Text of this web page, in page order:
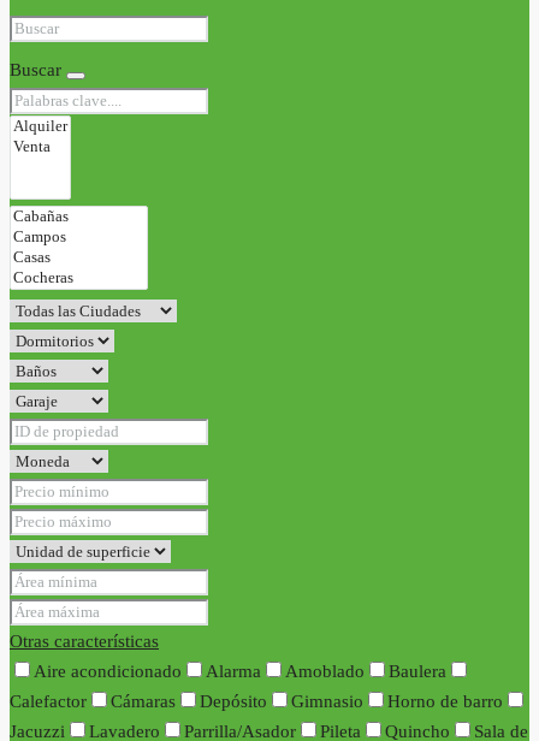
Buscar
Otras características
Aire acondicionado
Alarma Amoblado
Baulera
Calefactor
Cámaras Depósito Gimnasio
Horno de barro
Jacuzzi
Lavadero Parrilla/Asador Pileta Quincho
Sala de